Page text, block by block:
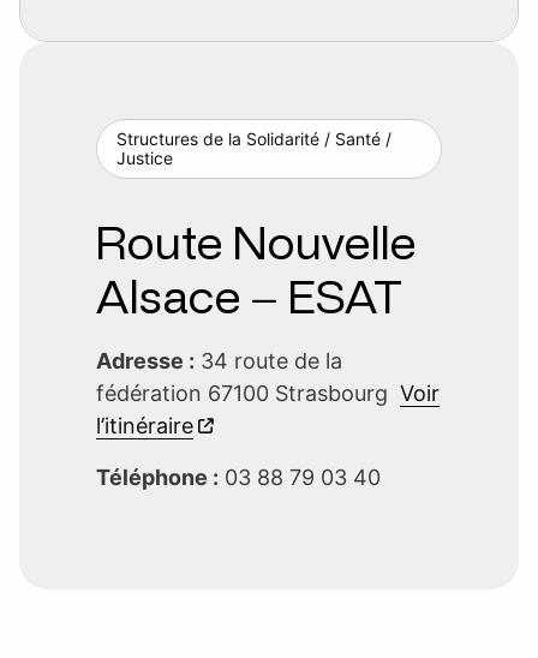
Structures de la Solidarité / Santé /
Justice
Route Nouvelle
Alsace – ESAT
Adresse : 34 route de la
fédération 67100 Strasbourg Voir
l’itinéraire
Téléphone : 03 88 79 03 40